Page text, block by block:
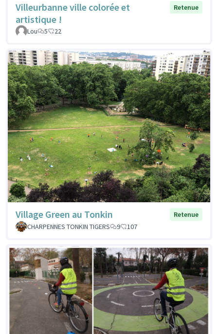
Villeurbanne ville colorée et
artistique !
Retenue
Lou 5 22
Village Green au Tonkin
Retenue
CHARPENNES TONKIN TIGERS
9 107